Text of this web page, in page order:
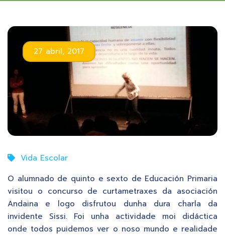
27 abril, 2017
Vida Escolar
O alumnado de quinto e sexto de Educación Primaria
visitou o concurso de curtametraxes da asociación
Andaina e logo disfrutou dunha dura charla da
invidente Sissi. Foi unha actividade moi didáctica
onde todos puidemos ver o noso mundo e realidade